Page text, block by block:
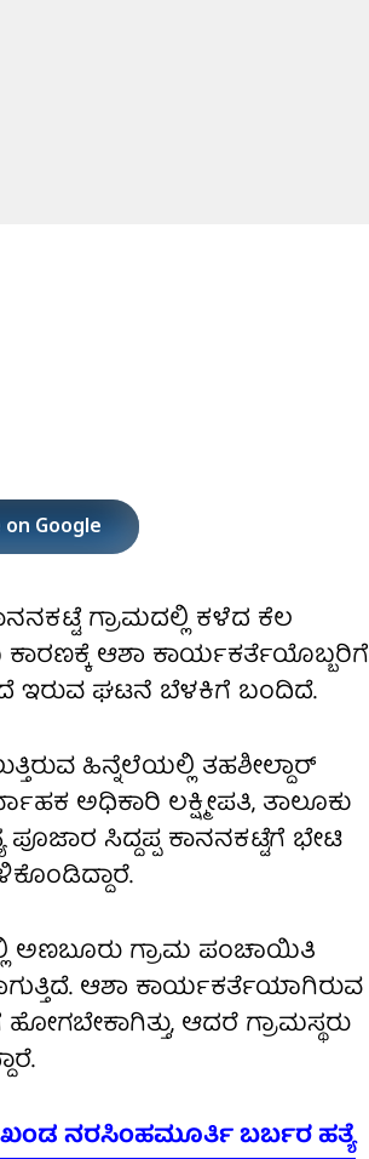
Google
ಗ್ರಾಮದಲ್ಲಿ ಕಳೆದ ಕೆಲ
ಆಶಾ ಕಾರ್ಯಕರ್ತೆಯೊಬ್ಬರಿಗೆ
ಇರುವ ಘಟನೆ ಬೆಳಕಿಗೆ ಬಂದಿದೆ.
ಹಿನ್ನೆಲೆಯಲ್ಲಿ ತಹಶೀಲ್ದಾರ್
ಅಧಿಕಾರಿ ಲಕ್ಷ್ಮೀಪತಿ, ತಾಲೂಕು
ಸಿದ್ದಪ್ಪ ಕಾನನಕಟ್ಟೆಗೆ ಭೇಟಿ
ಅಣಬೂರು ಗ್ರಾಮ ಪಂಚಾಯಿತಿ
ಆಶಾ ಕಾರ್ಯಕರ್ತೆಯಾಗಿರುವ
ಆದರೆ ಗ್ರಾಮಸ್ಥರು
ನರಸಿಂಹಮೂರ್ತಿ ಬರ್ಬರ ಹತ್ಯೆ